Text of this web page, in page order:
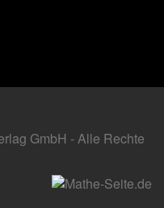
GmbH - Alle Rechte